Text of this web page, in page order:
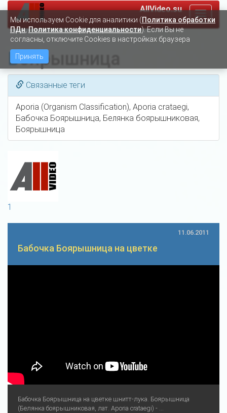
AllVideo.su
Боярышница
Связанные теги
Aporia (Organism Classification), Aporia crataegi,
Бабочка Боярышница, Белянка боярышниковая,
Боярышница
1
11.06.2011
Бабочка Боярышница на цветке
Бабочка Боярышница на цветке шнитт-лука. Боярышница
(Белянка боярышниковая, лат. Aporia crataegi) - ...
Мы используем Сookie для аналитики (Политика обработки
ПДн,Политика конфиденциальности). Если Вы не
согласны, отключите Cookies в настройках браузера
Принять